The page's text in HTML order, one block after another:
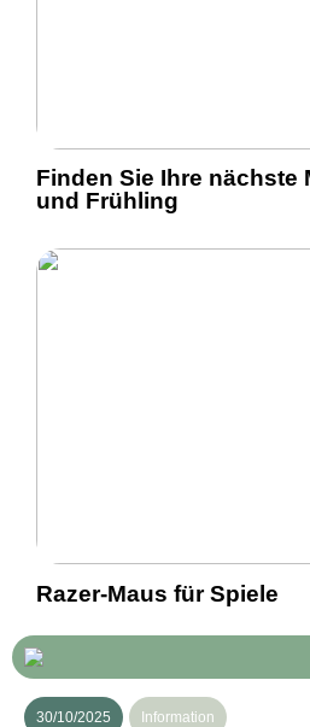
Finden Sie Ihre nächste
und Frühling
Razer-Maus für Spiele
30/10/2025 Information